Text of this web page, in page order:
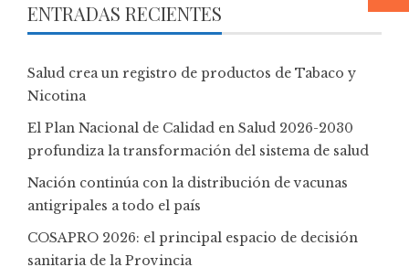
ENTRADAS RECIENTES
Salud crea un registro de productos de Tabaco y
Nicotina
El Plan Nacional de Calidad en Salud 2026-2030
profundiza la transformación del sistema de salud
Nación continúa con la distribución de vacunas
antigripales a todo el país
COSAPRO 2026: el principal espacio de decisión
sanitaria de la Provincia